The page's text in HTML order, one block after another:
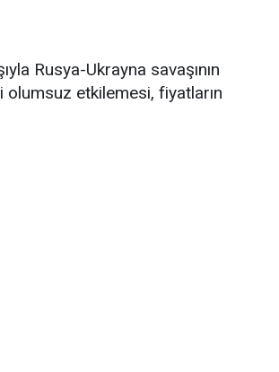
Rusya-Ukrayna savaşının
olumsuz etkilemesi, fiyatların